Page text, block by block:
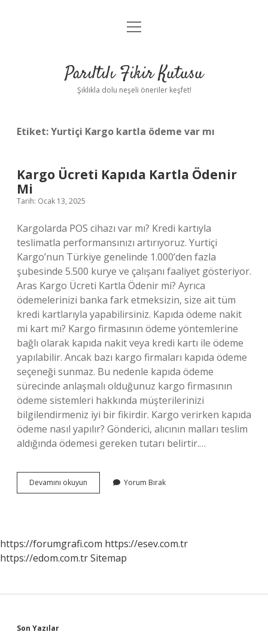
Anasayfa
Yasal Uyarı
menüyü
Parıltılı Fikir Kutusu
Şıklıkla dolu neşeli öneriler keşfet!
Etiket:Yurtiçi Kargo kartla ödeme var mı
Kargo Ücreti Kapıda Kartla Ödenir
Mi
Tarih: Ocak 13, 2025
Kargolarda POS cihazı var mı? Kredi kartıyla
teslimatla performansınızı artırıyoruz. Yurtiçi
Kargo’nun Türkiye genelinde 1.000’den fazla
şubesinde 5.500 kurye ve çalışanı faaliyet gösteriyor.
Aras Kargo Ücreti Kartla Ödenir mi? Ayrıca
ödemelerinizi banka fark etmeksizin, size ait tüm
kredi kartlarıyla yapabilirsiniz. Kapıda ödeme nakit
mi kart mı? Kargo firmasının ödeme yöntemlerine
bağlı olarak kapıda nakit veya kredi kartı ile ödeme
yapılabilir. Ancak bazı kargo firmaları kapıda ödeme
seçeneği sunmaz. Bu nedenle kapıda ödeme
sürecinde anlaşmalı olduğunuz kargo firmasının
ödeme sistemleri hakkında müşterilerinizi
bilgilendirmeniz iyi bir fikirdir. Kargo verirken kapıda
ödeme nasıl yapılır? Gönderici, alıcının malları teslim
aldığında ödemesi gereken tutarı belirtir.…
Devamını okuyun
Ücreti
Yorum Bırak
https://forumgrafi.com https://esev.com.tr
https://edom.com.trSitemap
Son Yazılar